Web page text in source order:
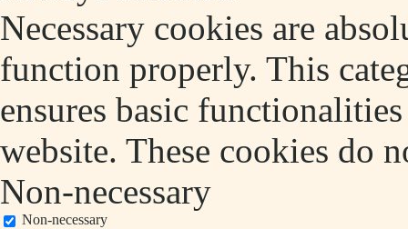
Necessary cookies are
function properly. This
ensures basic
website. These cookies do
Non-necessary
Non-necessary